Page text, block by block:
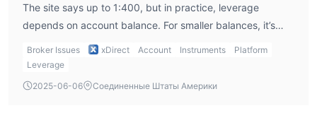
вызывает тревогу, и трейдерам следует быть
осторожными при рассмотрении этого брокера. Кроме
того, несмотря на то, что xDirect предлагает
образовательные ресурсы, устаревшие материалы,
особенно вебинары и новости, могут ограничить их
The site says up to 1:400, but in practice, leverage
depends on account balance. For smaller balances, it’s
1:200; as my balance grows, the leverage limit drops — all
the way down to 1:5 for very large accounts.
Broker Issues xDirect Account Instruments
Platform
Leverage
2025-06-06
Соединенные Штаты Америки